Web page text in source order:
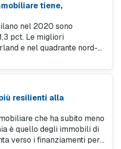
tiene,
nel 2020 sono
pct. Le migliori
e nel quadrante nord-
della Camera di
resilienti alla
che ha subito meno
è quello degli immobili di
verso i finanziamenti per